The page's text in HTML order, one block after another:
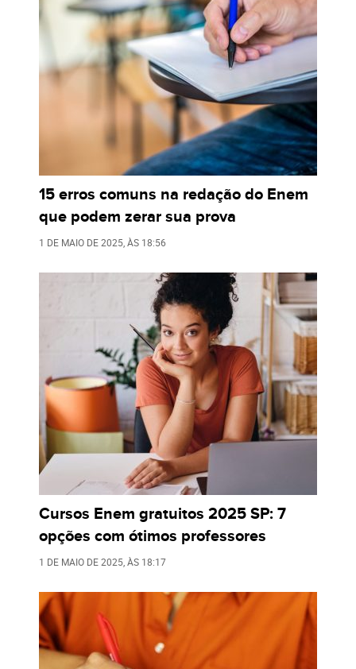
15 erros comuns na redação do Enem
que podem zerar sua prova
1 DE MAIO DE 2025, ÀS 18:56
Cursos Enem gratuitos 2025 SP: 7
opções com ótimos professores
1 DE MAIO DE 2025, ÀS 18:17